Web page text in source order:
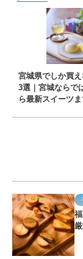
宮城県でしか買
3選｜宮城ならで
ら最新スイーツ